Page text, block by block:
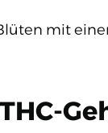
mit